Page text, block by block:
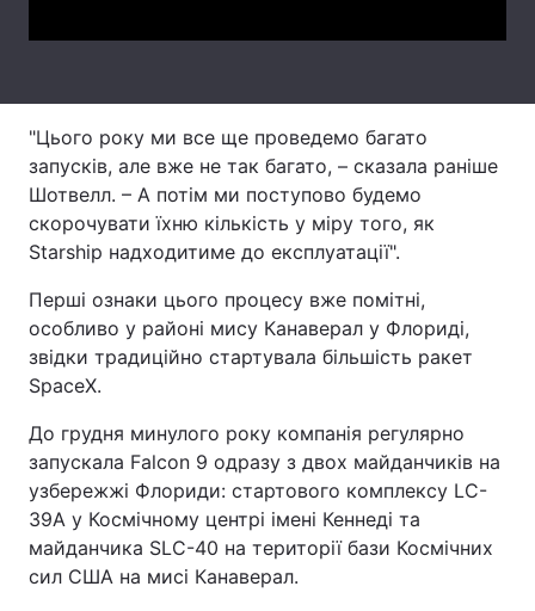
Тема оформлення
"Цього року ми все ще проведемо багато
запусків, але вже не так багато, – сказала раніше
Шотвелл. – А потім ми поступово будемо
скорочувати їхню кількість у міру того, як
Starship надходитиме до експлуатації".
Перші ознаки цього процесу вже помітні,
особливо у районі мису Канаверал у Флориді,
звідки традиційно стартувала більшість ракет
SpaceX.
До грудня минулого року компанія регулярно
запускала Falcon 9 одразу з двох майданчиків на
узбережжі Флориди: стартового комплексу LC-
39A у Космічному центрі імені Кеннеді та
майданчика SLC-40 на території бази Космічних
сил США на мисі Канаверал.